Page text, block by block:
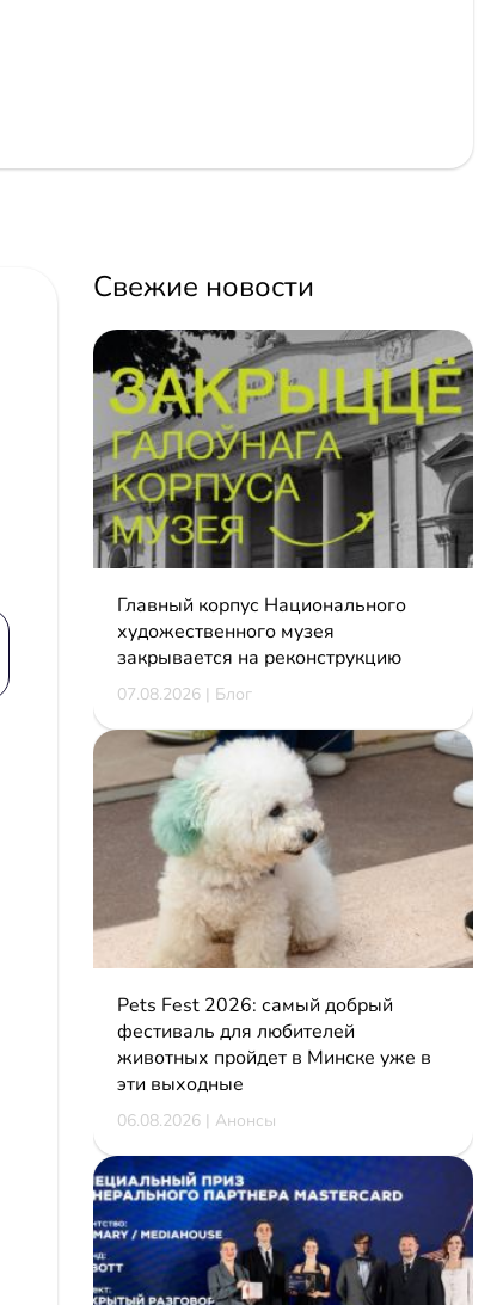
Свежие новости
Главный корпус Национального
художественного музея
закрывается на реконструкцию
07.08.2026 | Блог
Pets Fest 2026: самый добрый
фестиваль для любителей
животных пройдет в Минске уже в
эти выходные
06.08.2026 | Анонсы